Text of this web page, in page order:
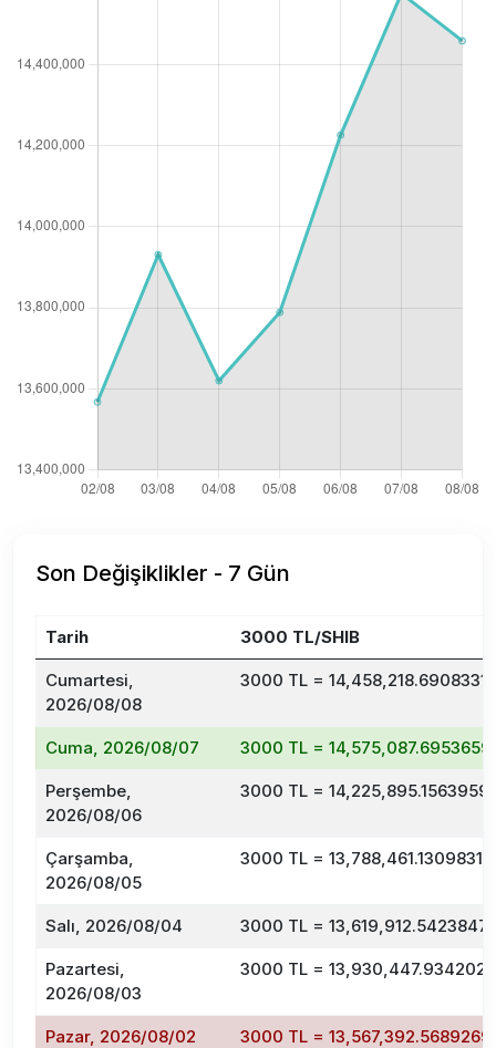
Son Değişiklikler - 7 Gün
Tarih 3000 TL/SHIB
Cumartesi,
2026/08/08
3000 TL =
Cuma, 2026/08/07 3000 TL =
Perşembe,
2026/08/06
3000 TL =
Çarşamba,
2026/08/05
3000 TL = 13,788,461.13098316
Salı, 2026/08/04 3000 TL =
Pazartesi,
2026/08/03
3000 TL =
Pazar, 2026/08/02 3000 TL =